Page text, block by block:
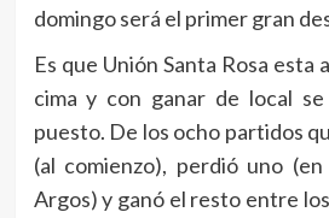
domingo será el primer gran
Es que Unión Santa Rosa esta
cima y con ganar de local
puesto. De los ocho partidos
(al comienzo), perdió uno
Argos) y ganó el resto entre